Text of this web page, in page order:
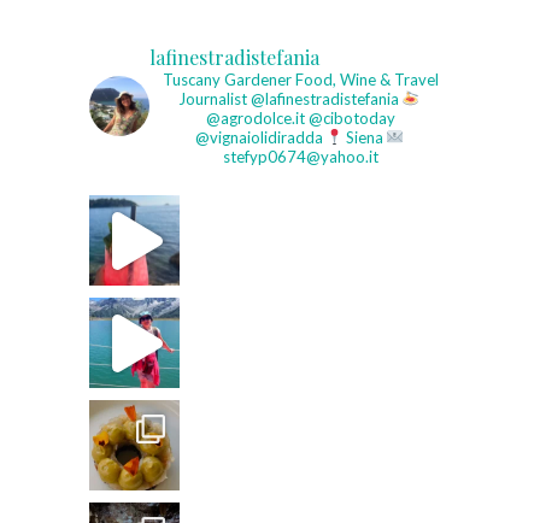
lafinestradistefania
Tuscany GardenerFood, Wine & Travel
Journalist@lafinestradistefania
@agrodolce.it @cibotoday
@vignaiolidiradda
Siena
stefyp0674@yahoo.it